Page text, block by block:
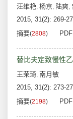
汪维艳, 杨京, 陆爽,
2015, 31(2): 269-
摘要(2808)
替比夫定致慢性
王荣琦, 南月敏
2015, 31(2): 273-
摘要(2198)